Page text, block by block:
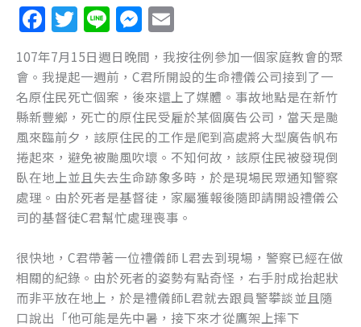
F
a
c
e
b
o
o
k
T
w
itt
er
Li
n
e
M
e
ss
e
n
g
er
m
ai
l
107年7月15日週日晚間，我按往例參加一個家庭教會的聚
會。我提起一週前，C君所開設的生命禮儀公司接到了一
名原住民死亡個案，後來還上了媒體。事故地點是在新竹
縣新豐鄉，死亡的原住民受雇於某個廣告公司，當天是颱
風來臨前夕，該原住民的工作是爬到高處將大型廣告帆布
捲起來，避免被颱風吹壞。不知何故，該原住民被發現倒
臥在地上並且失去生命跡象多時，於是現場民眾通知警察
處理。由於死者是基督徒，家屬獲報後隨即請開設禮儀公
司的基督徒C君幫忙處理喪事。
很快地，C君帶著一位禮儀師 L君去到現場，警察已經在做
相關的紀錄。由於死者的姿勢有點奇怪，右手肘成抬起狀
而非平放在地上，於是禮儀師L君就去跟員警攀談並且隨
口說出「他可能是先中暑，接下來才從鷹架上摔下